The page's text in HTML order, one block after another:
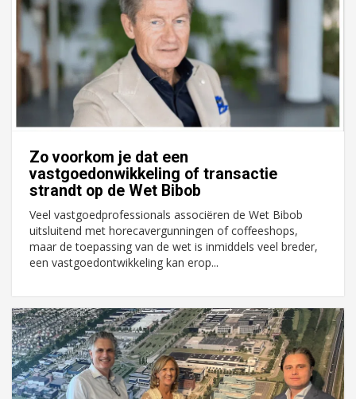
Zo voorkom je dat een
vastgoedonwikkeling of transactie
strandt op de Wet Bibob
Veel vastgoedprofessionals associëren de Wet Bibob
uitsluitend met horecavergunningen of coffeeshops,
maar de toepassing van de wet is inmiddels veel breder,
een vastgoedontwikkeling kan erop...